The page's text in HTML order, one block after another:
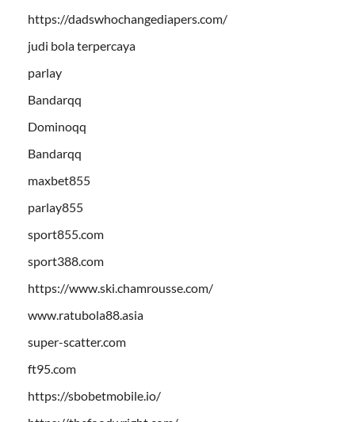
https://dadswhochangediapers.com/
judi bola terpercaya
parlay
Bandarqq
Dominoqq
Bandarqq
maxbet855
parlay855
sport855.com
sport388.com
https://www.ski.chamrousse.com/
www.ratubola88.asia
super-scatter.com
ft95.com
https://sbobetmobile.io/